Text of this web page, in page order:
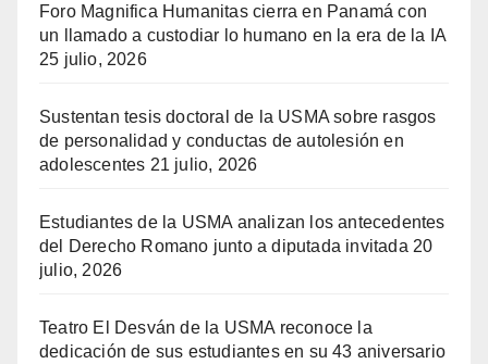
Foro Magnifica Humanitas cierra en Panamá con
un llamado a custodiar lo humano en la era de la IA
25 julio, 2026
Sustentan tesis doctoral de la USMA sobre rasgos
de personalidad y conductas de autolesión en
adolescentes 21 julio, 2026
Estudiantes de la USMA analizan los antecedentes
del Derecho Romano junto a diputada invitada 20
julio, 2026
Teatro El Desván de la USMA reconoce la
dedicación de sus estudiantes en su 43 aniversario